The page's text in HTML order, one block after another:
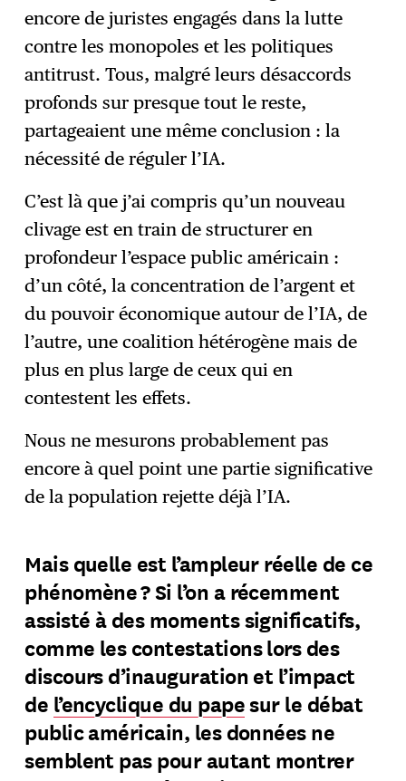
encore de juristes engagés dans la lutte
contre les monopoles et les politiques
antitrust. Tous, malgré leurs désaccords
profonds sur presque tout le reste,
partageaient une même conclusion : la
nécessité de réguler l’IA.
C’est là que j’ai compris qu’un nouveau
clivage est en train de structurer en
profondeur l’espace public américain :
d’un côté, la concentration de l’argent et
du pouvoir économique autour de l’IA, de
l’autre, une coalition hétérogène mais de
plus en plus large de ceux qui en
contestent les effets.
Nous ne mesurons probablement pas
encore à quel point une partie significative
de la population rejette déjà l’IA.
Mais quelle est l’ampleur réelle de ce
phénomène ? Si l’on a récemment
assisté à des moments significatifs,
comme les contestations lors des
discours d’inauguration et l’impact
de l’encyclique du papesur le débat
public américain, les données ne
semblent pas pour autant montrer